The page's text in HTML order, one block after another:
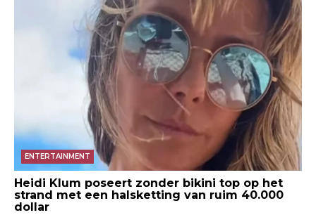
ENTERTAINMENT
Heidi Klum poseert zonder bikini top op het
strand met een halsketting van ruim 40.000
dollar